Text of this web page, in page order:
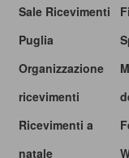
Sale Ricevimenti
Puglia
Organizzazione
ricevimenti
Ricevimenti a
natale